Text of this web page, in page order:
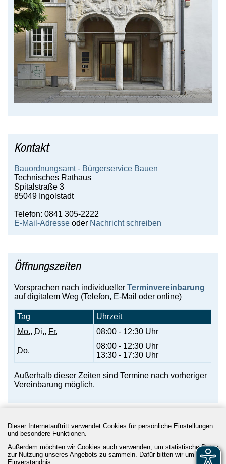
Dieser Internetauftritt verwendet Cookies für persönliche Einstellungen
und besondere Funktionen.
Außerdem möchten wir Cookies auch verwenden, um statistische Daten
zur Nutzung unseres Angebots zu sammeln. Dafür bitten wir um Ihr
Einverständnis.
Geoportal der Stadt Ingolstadt
Ver-, Entsorgung, Energie
Weitere Themen
Karriere
Wirtschaft
Kontakt
Bauordnungsamt - Bürgerservice Bauen
Technisches Rathaus
Spitalstraße 3
85049 Ingolstadt
Telefon: 0841 305-2222
E-Mail-Adresse oder Nachricht schreiben
Öffnungszeiten
Vorsprachen nach individuellerTerminvereinbarung
auf digitalem Weg (Telefon, E-Mail oder online)
Tag
Uhrzeit
Mo., Di., Fr. 08:00 - 12:30 Uhr
Do.
08:00 - 12:30 Uhr
13:30 - 17:30 Uhr
Außerhalb dieser Zeiten sind Termine nach vorheriger
Vereinbarung möglich.
Leichte Sprache